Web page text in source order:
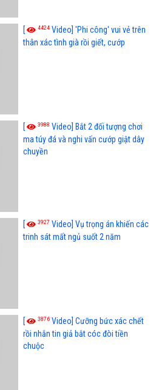
[ 4424 Video] 'Phi công' vui vẻ trên
thân xác tình già rồi giết, cướp
[ 3988 Video] Bắt 2 đối tượng chơi
ma túy đá và nghi vấn cướp giật dây
chuyền
[ 3927 Video] Vụ trọng án khiến các
trinh sát mất ngủ suốt 2 năm
[ 3876 Video] Cưỡng bức xác chết
rồi nhắn tin giả bắt cóc đòi tiền
chuộc